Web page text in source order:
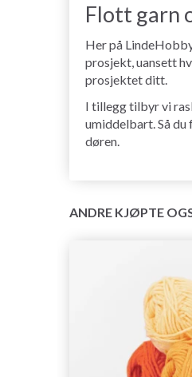
Flott garn
Her på
prosjekt, uansett
prosjektet ditt.
I tillegg tilbyr vi
umiddelbart. Så
døren.
ANDRE KJØPTE